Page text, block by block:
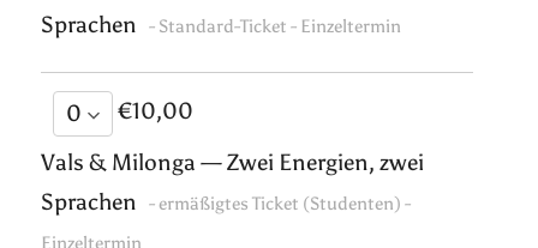
Sprachen - Standard-Ticket - Einzeltermin
€10,00
Vals & Milonga — Zwei Energien, zwei
Sprachen - ermäßigtes Ticket (Studenten) -
Einzeltermin